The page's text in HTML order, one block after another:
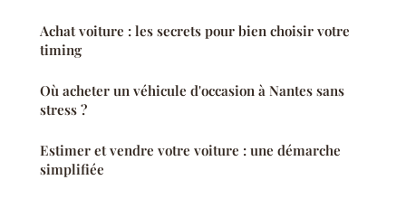
Achat voiture : les secrets pour bien choisir votre
timing
Où acheter un véhicule d'occasion à Nantes sans
stress ?
Estimer et vendre votre voiture : une démarche
simplifiée